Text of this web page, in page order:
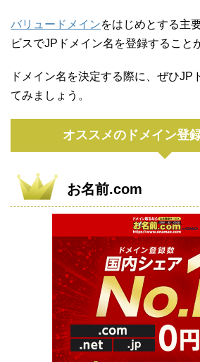
バリュードメインをはじめとする主
ビスでJPドメイン名を登録すること
ドメイン名を決定する際に、ぜひJP
てみましょう。
オススメのドメイン登
お名前.com